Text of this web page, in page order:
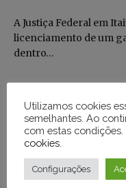
A Justiça Federal em
licenciamento de um
dentro…
Utilizamos cookies
semelhantes. Ao
com estas condições.
cookies
Configurações